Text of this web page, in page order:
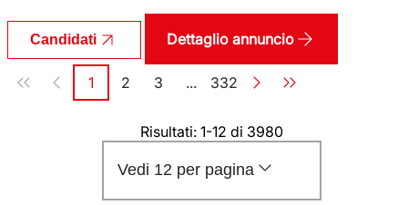
Candidati Dettaglio annuncio
Paginazione
Pagina
1 Pagina
2 Pagina
3 ... Pagina
332
Risultati: 1-12 di 3980
Vedi 12 per pagina